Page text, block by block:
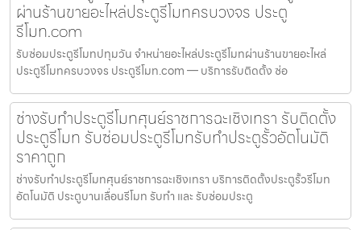
ผ่านร้านขายอะไหล่ประตูรีโมทครบวงจร ประตู
รีโมท.com
รับซ่อมประตูรีโมทปทุมวัน จำหน่ายอะไหล่ประตูรีโมทผ่านร้านขายอะไหล่
ประตูรีโมทครบวงจร ประตูรีโมท.com — บริการรับติดตั้ง ซ่อ
ช่างรับทำประตูรีโมทศุนย์ราชการฉะเชิงเทรา รับติดตั้ง
ประตูรีโมท รับซ่อมประตูรีโมทรับทำประตูรั้วอัตโนมัติ
ราคาถูก
ช่างรับทำประตูรีโมทศุนย์ราชการฉะเชิงเทรา บริการติดตั้งประตูรั้วรีโมท
อัตโนมัติ ประตูบานเลื่อนรีโมท รับทำ และ รับซ่อมประตู